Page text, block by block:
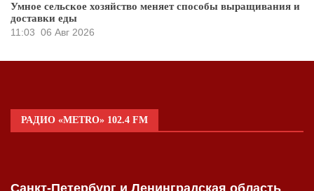
Умное сельское хозяйство меняет способы выращивания и
доставки еды
11:03 06 Авг 2026
РАДИО «METRO» 102.4 FM